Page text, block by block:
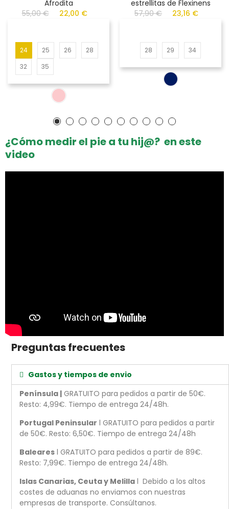
Afrodita
55,00 €
22,00 €
24 25 26
28
32
35
estrellitas de Flexinens
57,90 €
23,16 €
28 29 34
¿Cómo medir el pie a tu hij@? en este
video
Preguntas frecuentes
Gastos y tiempos de envio
Península | GRATUITO para pedidos a partir de 50€.
Resto: 4,99€. Tiempo de entrega 24/48h.
Portugal Peninsular l GRATUITO para pedidos a partir
de 50€. Resto: 6,50€. Tiempo de entrega 24/48h
Baleares l GRATUITO para pedidos a partir de 89€.
Resto: 7,99€. Tiempo de entrega 24/48h.
Islas Canarias, Ceuta y Melilla l Debido a los altos
costes de aduanas no enviamos con nuestras
empresas de transporte. Consúltanos.